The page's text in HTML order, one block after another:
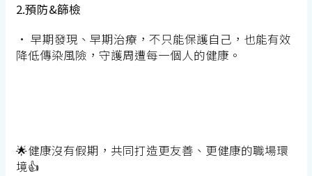
2️.預防&篩檢
• 早期發現、早期治療，不只能保護自己，也能有效
降低傳染風險，守護周遭每一個人的健康。
🌟健康沒有假期，共同打造更友善、更健康的職場環
境👍